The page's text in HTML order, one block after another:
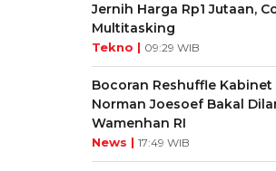
Jernih Harga Rp1 Jutaan,
Multitasking
Tekno | 09:29 WIB
Bocoran Reshuffle Kabinet
Norman Joesoef Bakal
Wamenhan RI
News | 17:49 WIB